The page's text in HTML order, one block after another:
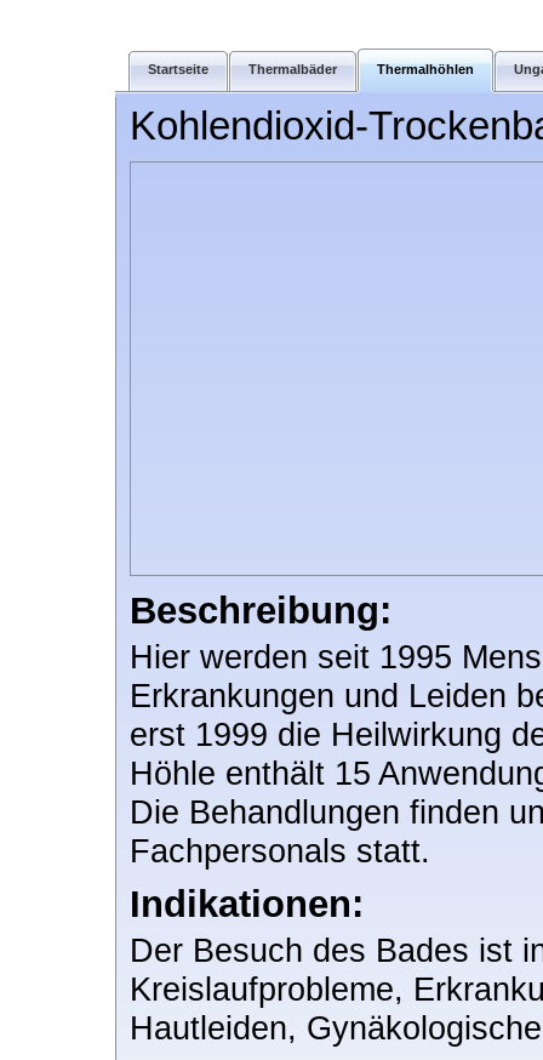
Startseite Thermalbäder Thermalhöhlen
Kohlendioxid-
Beschreibung:
Hier werden seit 1995
Erkrankungen und Leiden
erst 1999 die Heilwirkung
Höhle enthält 15
Die Behandlungen finden
Fachpersonals statt.
Indikationen:
Der Besuch des Bades ist
Kreislaufprobleme,
Hautleiden,